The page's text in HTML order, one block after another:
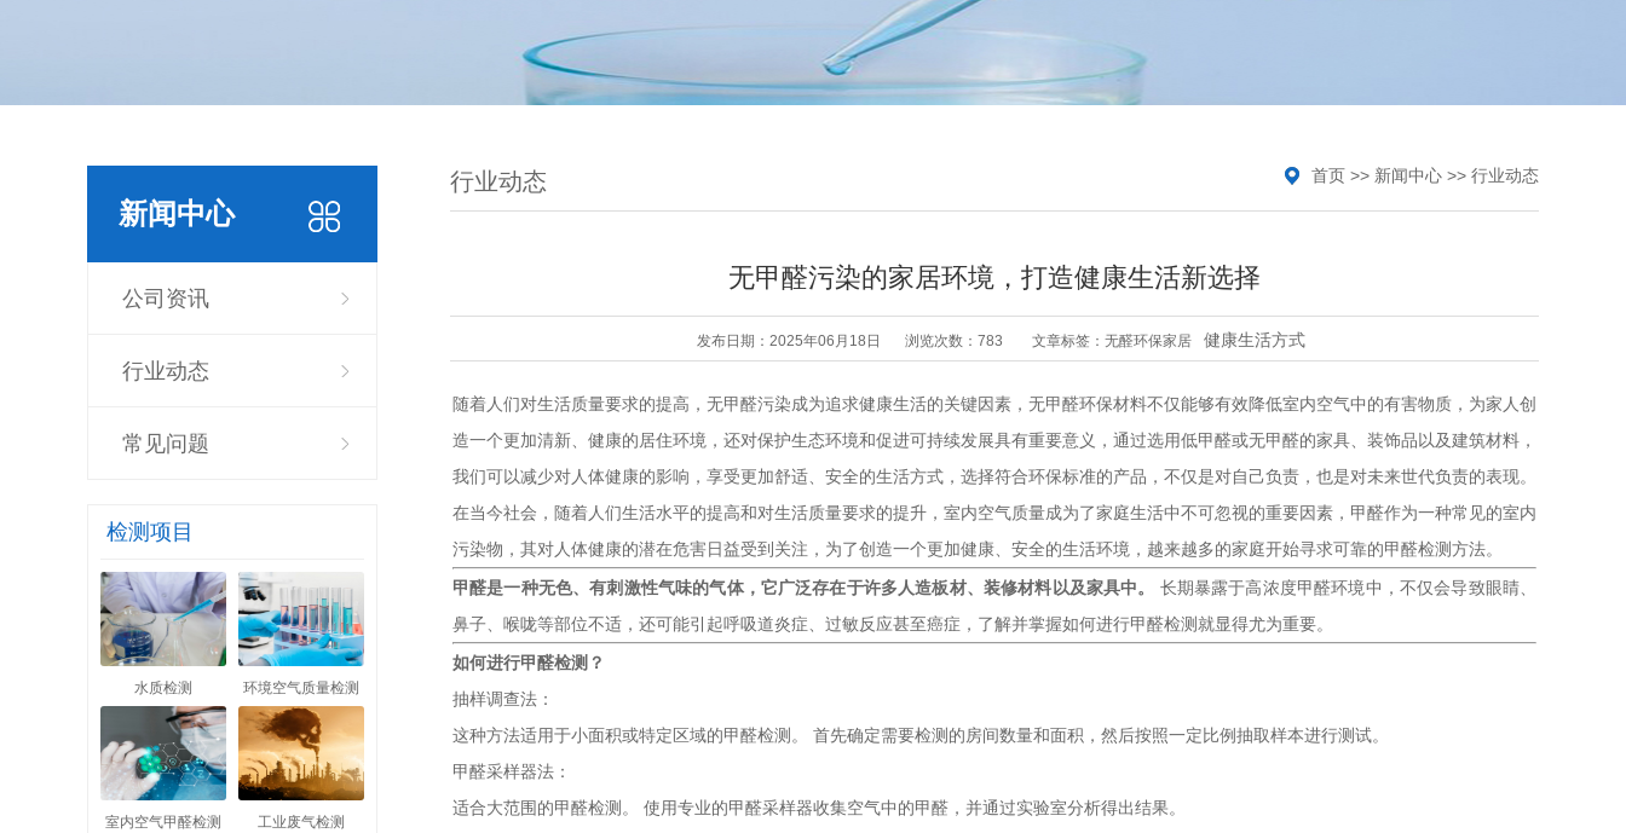
新闻中心
公司资讯
行业动态
常见问题
检测项目
水质检测 环境空气质量检测
室内空气甲醛检测 工业废气检测
首页 >> 新闻中心 >> 行业动态
行业动态
无甲醛污染的家居环境，打造健康生活新选择
发布日期：2025年06月18日 浏览次数：783 文章标签： 无醛环保家居 健康生活方式
随着人们对生活质量要求的提高，无甲醛污染成为追求健康生活的关键因素，无甲醛环保材料不仅能够有效降低室内空气中的有害物质，为家人创
造一个更加清新、健康的居住环境，还对保护生态环境和促进可持续发展具有重要意义，通过选用低甲醛或无甲醛的家具、装饰品以及建筑材料，
我们可以减少对人体健康的影响，享受更加舒适、安全的生活方式，选择符合环保标准的产品，不仅是对自己负责，也是对未来世代负责的表现。
在当今社会，随着人们生活水平的提高和对生活质量要求的提升，室内空气质量成为了家庭生活中不可忽视的重要因素，甲醛作为一种常见的室内
污染物，其对人体健康的潜在危害日益受到关注，为了创造一个更加健康、安全的生活环境，越来越多的家庭开始寻求可靠的甲醛检测方法。
甲醛是一种无色、有刺激性气味的气体，它广泛存在于许多人造板材、装修材料以及家具中。
长期暴露于高浓度甲醛环境中，不仅会导致眼睛、
鼻子、喉咙等部位不适，还可能引起呼吸道炎症、过敏反应甚至癌症，了解并掌握如何进行甲醛检测就显得尤为重要。
如何进行甲醛检测？
抽样调查法：
这种方法适用于小面积或特定区域的甲醛检测。 首先确定需要检测的房间数量和面积，然后按照一定比例抽取样本进行测试。
甲醛采样器法：
适合大范围的甲醛检测。 使用专业的甲醛采样器收集空气中的甲醛，并通过实验室分析得出结果。